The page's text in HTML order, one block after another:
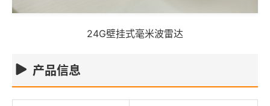
24G壁挂式毫米波雷达
产品信息